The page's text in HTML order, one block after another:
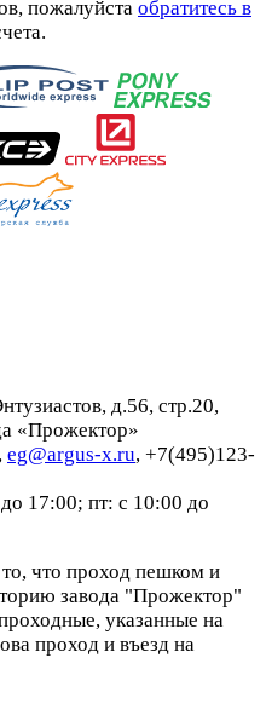
пожалуйста обратитесь в
д.56, стр.20,
«Прожектор»
eg@argus-x.ru, +7(495)123-
17:00; пт: с 10:00 до
что проход пешком и
завода "Прожектор"
указанные на
проход и въезд на